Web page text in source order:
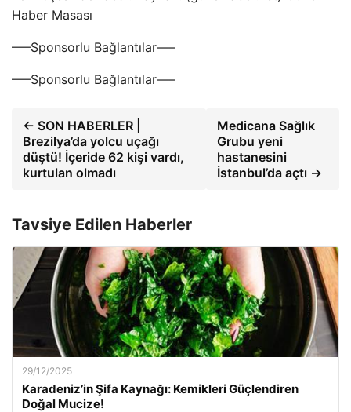
Haber Masası
—–Sponsorlu Bağlantılar—–
—–Sponsorlu Bağlantılar—–
← SON HABERLER |
Brezilya’da yolcu uçağı
düştü! İçeride 62 kişi vardı,
kurtulan olmadı
Medicana Sağlık
Grubu yeni
hastanesini
İstanbul’da açtı →
Tavsiye Edilen Haberler
29/12/2025
Karadeniz’in Şifa Kaynağı: Kemikleri Güçlendiren
Doğal Mucize!